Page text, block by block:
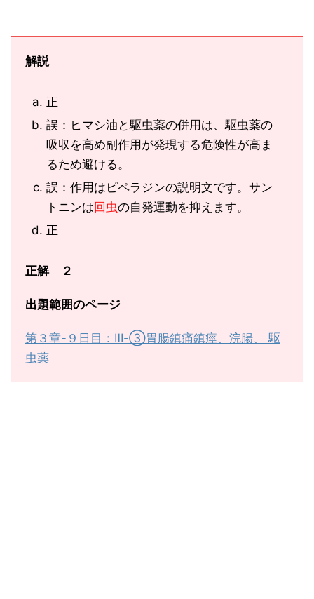
解説
正
誤：ヒマシ油と駆虫薬の併用は、駆虫薬の
吸収を高め副作用が発現する危険性が高ま
るため避ける。
誤：作用はピペラジンの説明文です。サン
トニンは回虫の自発運動を抑えます。
正
正解 ２
出題範囲のページ
第３章-９日目：Ⅲ-③胃腸鎮痛鎮痙、浣腸、 駆
虫薬